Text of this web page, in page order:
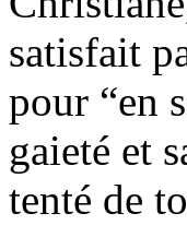
satisfait
pour “en
gaieté et
tenté de